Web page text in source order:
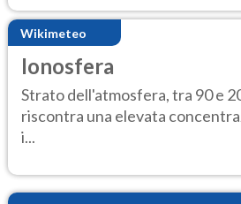
Wikimeteo
Ionosfera
Strato dell'atmosfera, tra 90 e
riscontra una elevata
i...